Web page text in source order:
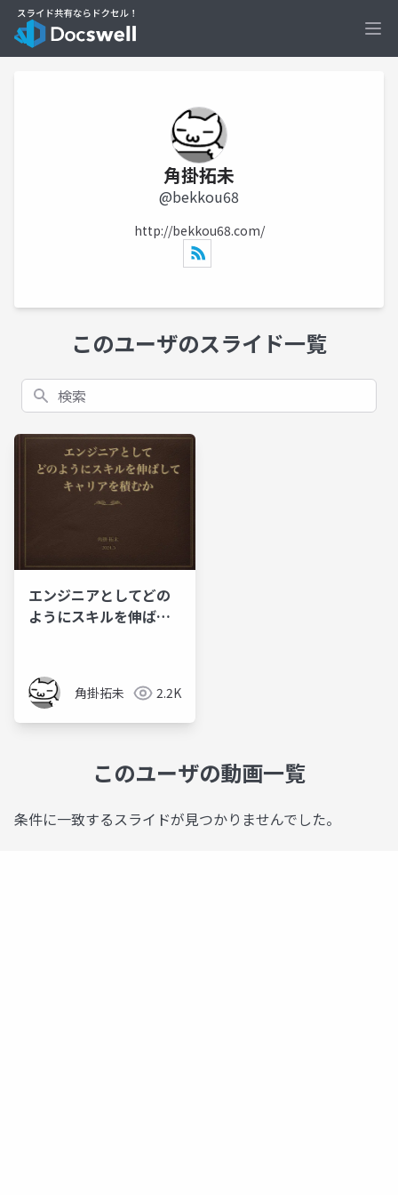
角掛拓未
@bekkou68
http://bekkou68.com/
このユーザのスライド一覧
検索
エンジニアとしてどの
ようにスキルを伸ばし
角掛拓未 2.2K
このユーザの動画一覧
条件に一致するスライドが見つかりませんでした。